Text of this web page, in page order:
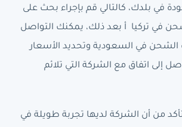
في بلدك، كالتالي قم بإجراء بحث على
في تركيا أ بعد ذلك، يمكنك التواصل
في السعودية وتحديد الأسعار
إلى اتفاق مع الشركة التي تلائم
من أن الشركة لديها تجربة طويلة في